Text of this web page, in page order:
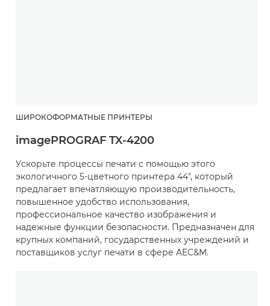
ШИРОКОФОРМАТНЫЕ ПРИНТЕРЫ
imagePROGRAF TX-4200
Ускорьте процессы печати с помощью этого
экологичного 5-цветного принтера 44", который
предлагает впечатляющую производительность,
повышенное удобство использования,
профессиональное качество изображения и
надежные функции безопасности. Предназначен для
крупных компаний, государственных учреждений и
поставщиков услуг печати в сфере AEC&M.